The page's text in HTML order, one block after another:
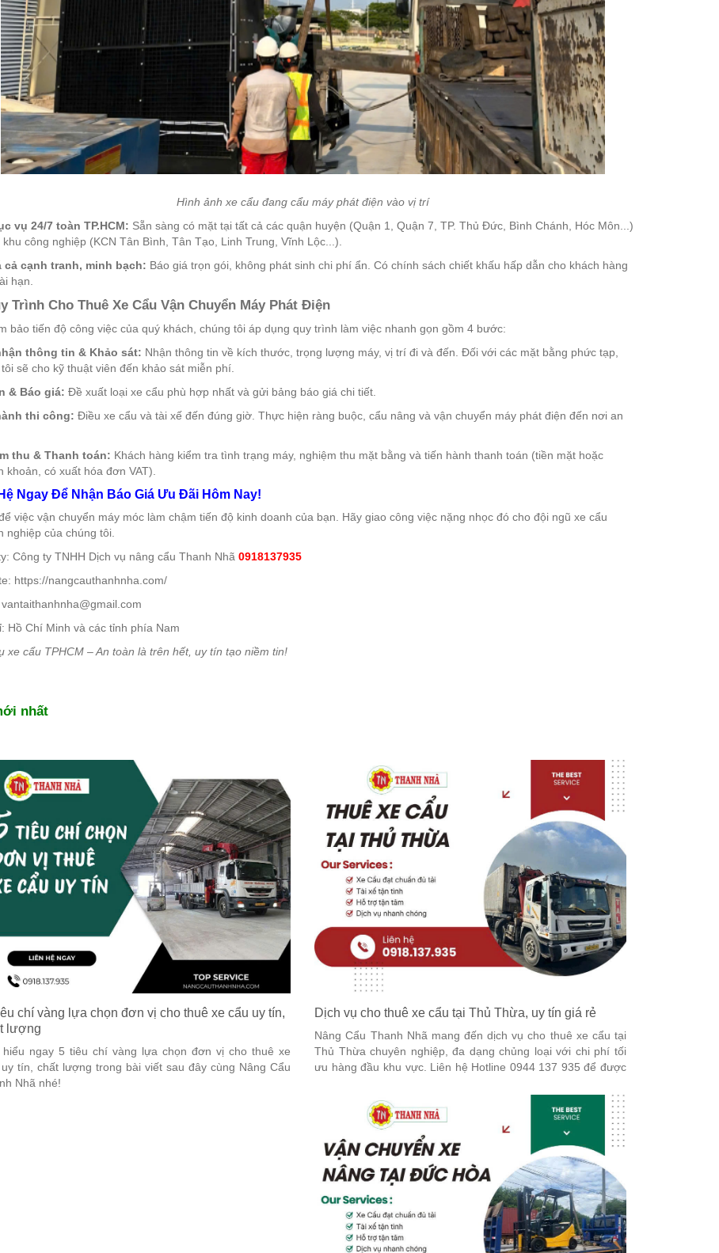
Hình ảnh xe cẩu đang cẩu máy phát điện vào vị trí
vụ 24/7 toàn TP.HCM: Sẵn sàng có mặt tại tất cả các quận huyện (Quận 1, Quận 7, TP. Thủ Đức, Bình Chánh, Hóc Môn...)
khu công nghiệp (KCN Tân Bình, Tân Tạo, Linh Trung, Vĩnh Lộc...).
cả cạnh tranh, minh bạch: Báo giá trọn gói, không phát sinh chi phí ẩn. Có chính sách chiết khấu hấp dẫn cho khách hàng
hạn.
Trình Cho Thuê Xe Cẩu Vận Chuyển Máy Phát Điện
bảo tiến độ công việc của quý khách, chúng tôi áp dụng quy trình làm việc nhanh gọn gồm 4 bước:
thông tin & Khảo sát: Nhận thông tin về kích thước, trọng lượng máy, vị trí đi và đến. Đối với các mặt bằng phức tạp,
sẽ cho kỹ thuật viên đến khảo sát miễn phí.
& Báo giá: Đề xuất loại xe cẩu phù hợp nhất và gửi bảng báo giá chi tiết.
thi công: Điều xe cẩu và tài xế đến đúng giờ. Thực hiện ràng buộc, cẩu nâng và vận chuyển máy phát điện đến nơi an
thu & Thanh toán: Khách hàng kiểm tra tình trạng máy, nghiệm thu mặt bằng và tiến hành thanh toán (tiền mặt hoặc
khoản, có xuất hóa đơn VAT).
Ngay Để Nhận Báo Giá Ưu Đãi Hôm Nay!
việc vận chuyển máy móc làm chậm tiến độ kinh doanh của bạn. Hãy giao công việc nặng nhọc đó cho đội ngũ xe cẩu
nghiệp của chúng tôi.
Công ty TNHH Dịch vụ nâng cẩu Thanh Nhã 0918137935
https://nangcauthanhnha.com/
vantaithanhnha@gmail.com
Hồ Chí Minh và các tỉnh phía Nam
xe cẩu TPHCM – An toàn là trên hết, uy tín tạo niềm tin!
nhất
chí vàng lựa chọn đơn vị cho thuê xe cẩu uy tín,
lượng
hiểu ngay 5 tiêu chí vàng lựa chọn đơn vị cho thuê xe
tín, chất lượng trong bài viết sau đây cùng Nâng Cẩu
Nhã nhé!
Dịch vụ cho thuê xe cẩu tại Thủ Thừa, uy tín giá rẻ
Nâng Cẩu Thanh Nhã mang đến dịch vụ cho thuê xe cẩu tại
Thủ Thừa chuyên nghiệp, đa dạng chủng loại với chi phí tối
ưu hàng đầu khu vực. Liên hệ Hotline 0944 137 935 để được